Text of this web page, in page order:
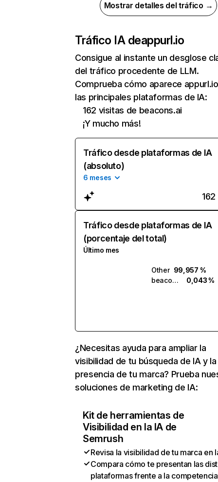
Mostrar detalles del tráfico →
Tráfico IA deappurl.io
Consigue al instante un desglose
del tráfico procedente de LLM.
Comprueba cómo aparece
las principales plataformas de IA:
162 visitas de beacons.ai
¡Y mucho más!
Tráfico desde plataformas de IA
(absoluto)
6 meses
162
Tráfico desde plataformas de IA
(porcentaje del total)
Último mes
Other 99,957 %
beacons.ai
0,043 %
¿Necesitas ayuda para ampliar la
visibilidad de tu búsqueda de IA y la
presencia de tu marca? Prueba
soluciones de marketing de IA:
Kit de herramientas de
Visibilidad en la IA de
Semrush
Revisa la visibilidad de tu marca en
Compara cómo te presentan las
plataformas frente a la competencia